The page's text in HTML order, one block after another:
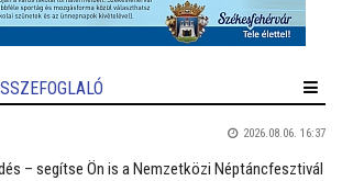
2026.08.06. 16:37
– segítse Ön is a Nemzetközi Néptáncfesztivál